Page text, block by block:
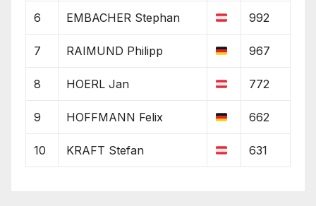
6 EMBACHER Stephan 992
7 RAIMUND Philipp 967
8 HOERL Jan 772
9 HOFFMANN Felix 662
10 KRAFT Stefan 631